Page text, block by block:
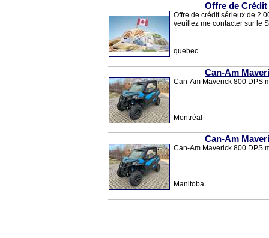
Offre de
Offre de crédit sérieux de
veuillez me contacter sur le
quebec
Can-Am
Can-Am Maverick 800 DPS
Montréal
Can-Am
Can-Am Maverick 800 DPS
Manitoba